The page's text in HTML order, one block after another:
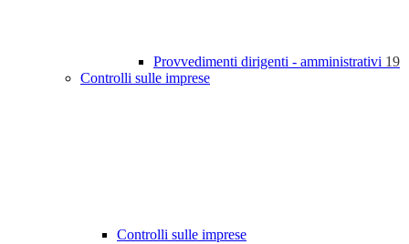
Provvedimenti dirigenti - amministrativi 19
Controlli sulle imprese
Controlli sulle imprese